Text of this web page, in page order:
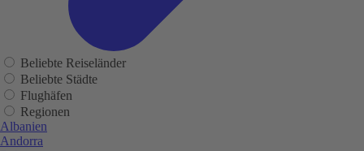
Beliebte Reiseländer
Beliebte Städte
Flughäfen
Regionen
Albanien
Andorra